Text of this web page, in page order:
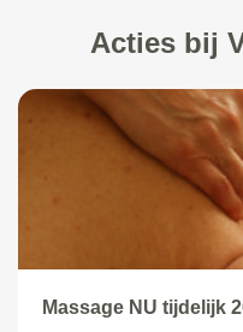
Acties bij
Massage NU tijdelijk